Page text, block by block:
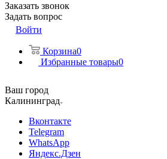
Заказать звонок
Задать вопрос
Войти
Корзина0
Избранные товары0
Ваш город
Калининград
Вконтакте
Telegram
WhatsApp
Яндекс.Дзен